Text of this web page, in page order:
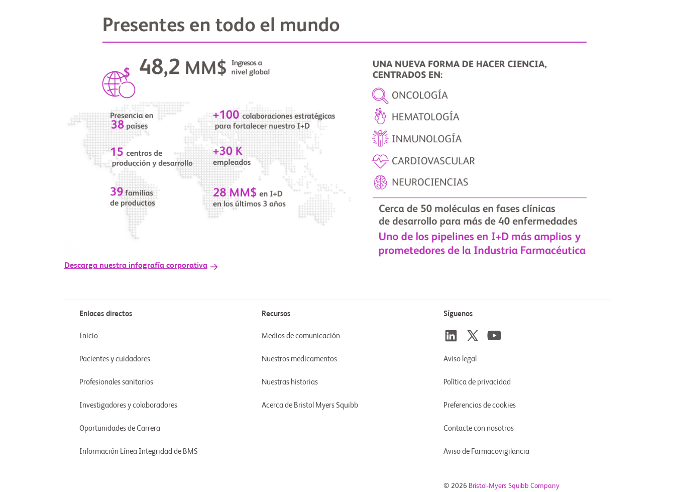
Descarga nuestra infografía corporativa
Enlaces directos
Inicio
Pacientes y cuidadores
Profesionales sanitarios
Investigadores y colaboradores
Oportunidades de Carrera
Información Línea Integridad de BMS
Recursos
Medios de comunicación
Nuestros medicamentos
Nuestras historias
Acerca de Bristol Myers Squibb
Síguenos
Aviso legal
Política de privacidad
Preferencias de cookies
Contacte con nosotros
Aviso de Farmacovigilancia
© 2026 Bristol-Myers Squibb Company